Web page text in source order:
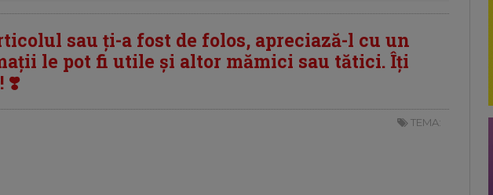
sau ți-a fost de folos, apreciază-l cu un
le pot fi utile și altor mămici sau tătici. Îți
❣️
TEMA: